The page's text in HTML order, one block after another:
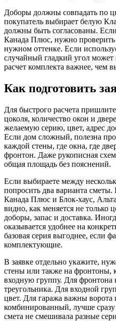
Доборы должны совпадать по
покупатель выбирает белую
должны быть согласованы.
Канада Плюс, нужно
нужном оттенке. Если
случайный гладкий угол
расчет комплекта важнее, чем
Как подготовить
Для быстрого расчета
цоколя, количество окон и
желаемую серию, цвет, адрес
Если дом сложный, полезна
каждой стены, где окна, где
фронтон. Даже рукописная
общая площадь без пояснений.
Если выбираете между
попросить два варианта
Канада Плюс и Блок-хаус,
видно, как меняется не только
доборы, запас и доставка.
оказывается удобнее на
базовая серия выгоднее, если
комплектующие.
В заявке отдельно укажите,
стены или также на фронтоны,
входную группу. Для фронтона
треугольника. Для входной
цвет. Для гаража важны
комбинированный, лучше
смета не смешивала разные